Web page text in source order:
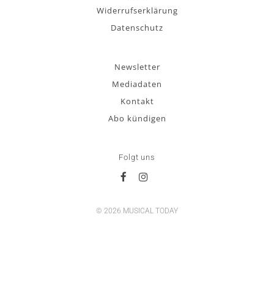
Widerrufserklärung
Datenschutz
Newsletter
Mediadaten
Kontakt
Abo kündigen
Folgt uns
© 2026 MUSICAL TODAY